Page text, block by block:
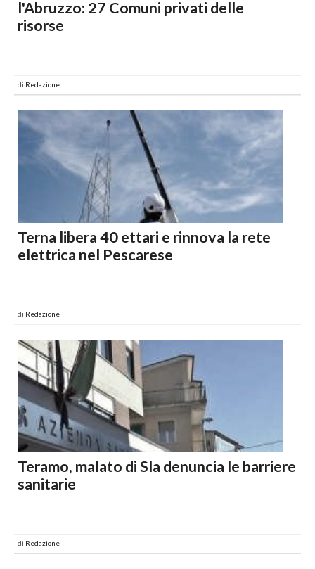
l'Abruzzo: 27 Comuni privati delle
risorse
di Redazione
Terna libera 40 ettari e rinnova la rete
elettrica nel Pescarese
di Redazione
Teramo, malato di Sla denuncia le barriere
sanitarie
di Redazione